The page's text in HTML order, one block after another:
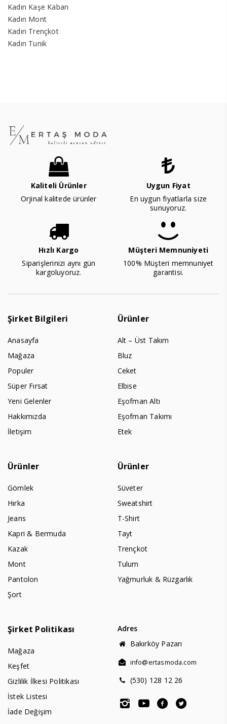
Kadın Kaşe Kaban
Kadın Mont
Kadın Trençkot
Kadın Tunik
Kaliteli Ürünler
Orjinal kalitede ürünler
Uygun Fiyat
En uygun fiyatlarla size
sunuyoruz.
Hızlı Kargo
Siparişlerinizi aynı gün
kargoluyoruz.
Müşteri Memnuniyeti
100% Müşteri memnuniyet
garantisi.
Şirket Bilgileri
Anasayfa
Mağaza
Populer
Süper Fırsat
Yeni Gelenler
Hakkımızda
İletişim
Ürünler
Alt – Üst Takım
Bluz
Ceket
Elbise
Eşofman Altı
Eşofman Takımı
Etek
Ürünler
Gömlek
Hırka
Jeans
Kapri & Bermuda
Kazak
Mont
Pantolon
Şort
Ürünler
Süveter
Sweatshirt
T-Shirt
Tayt
Trençkot
Tulum
Yağmurluk & Rüzgarlık
Şirket Politikası
Mağaza
Keşfet
Gizlilik İlkesi Politikası
İstek Listesi
İade Değişim
Adres
Bakırköy Pazarı
info@ertasmoda.com
(530) 128 12 26